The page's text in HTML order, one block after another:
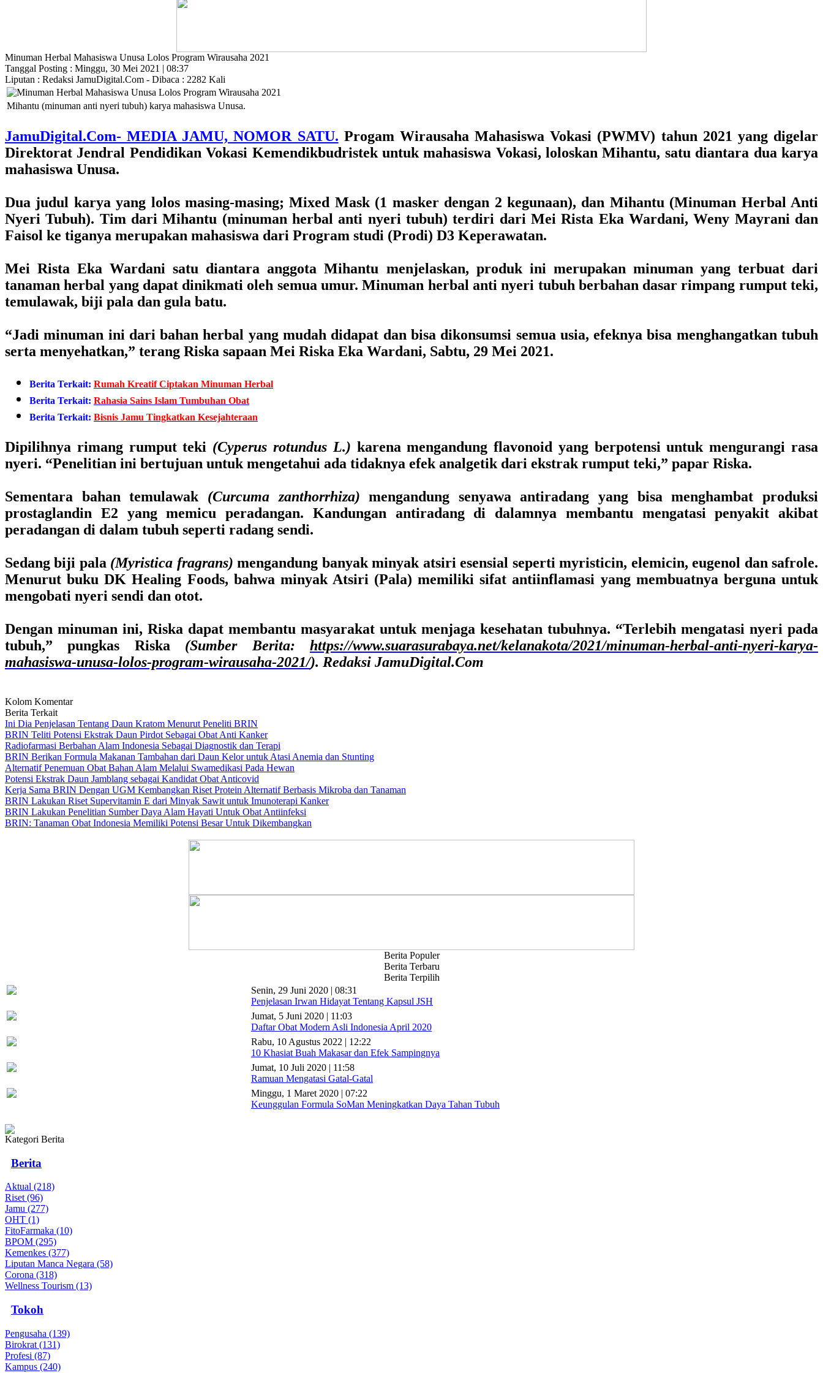
Minuman Herbal Mahasiswa Unusa Lolos Program Wirausaha 2021
Tanggal Posting : Minggu, 30 Mei 2021 | 08:37
Liputan : Redaksi JamuDigital.Com - Dibaca : 2282 Kali
Mihantu (minuman anti nyeri tubuh) karya mahasiswa Unusa.
JamuDigital.Com- MEDIA JAMU, NOMOR SATU. Progam Wirausaha Mahasiswa Vokasi (PWMV) tahun 2021 yang digelar
Direktorat Jendral Pendidikan Vokasi Kemendikbudristek untuk mahasiswa Vokasi, loloskan Mihantu, satu diantara dua karya
mahasiswa Unusa.
Dua judul karya yang lolos masing-masing; Mixed Mask (1 masker dengan 2 kegunaan), dan Mihantu (Minuman Herbal Anti
Nyeri Tubuh). Tim dari Mihantu (minuman herbal anti nyeri tubuh) terdiri dari Mei Rista Eka Wardani, Weny Mayrani dan
Faisol ke tiganya merupakan mahasiswa dari Program studi (Prodi) D3 Keperawatan.
Mei Rista Eka Wardani satu diantara anggota Mihantu menjelaskan, produk ini merupakan minuman yang terbuat dari
tanaman herbal yang dapat dinikmati oleh semua umur. Minuman herbal anti nyeri tubuh berbahan dasar rimpang rumput teki,
temulawak, biji pala dan gula batu.
“Jadi minuman ini dari bahan herbal yang mudah didapat dan bisa dikonsumsi semua usia, efeknya bisa menghangatkan tubuh
serta menyehatkan,” terang Riska sapaan Mei Riska Eka Wardani, Sabtu, 29 Mei 2021.
Berita Terkait: Rumah Kreatif Ciptakan Minuman Herbal
Berita Terkait: Rahasia Sains Islam Tumbuhan Obat
Berita Terkait: Bisnis Jamu Tingkatkan Kesejahteraan
Dipilihnya rimang rumput teki (Cyperus rotundus L.) karena mengandung flavonoid yang berpotensi untuk mengurangi rasa
nyeri. “Penelitian ini bertujuan untuk mengetahui ada tidaknya efek analgetik dari ekstrak rumput teki,” papar Riska.
Sementara bahan temulawak (Curcuma zanthorrhiza) mengandung senyawa antiradang yang bisa menghambat produksi
prostaglandin E2 yang memicu peradangan. Kandungan antiradang di dalamnya membantu mengatasi penyakit akibat
peradangan di dalam tubuh seperti radang sendi.
Sedang biji pala (Myristica fragrans) mengandung banyak minyak atsiri esensial seperti myristicin, elemicin, eugenol dan safrole.
Menurut buku DK Healing Foods, bahwa minyak Atsiri (Pala) memiliki sifat antiinflamasi yang membuatnya berguna untuk
mengobati nyeri sendi dan otot.
Dengan minuman ini, Riska dapat membantu masyarakat untuk menjaga kesehatan tubuhnya. “Terlebih mengatasi nyeri pada
tubuh,” pungkas Riska (Sumber Berita:https://www.suarasurabaya.net/kelanakota/2021/minuman-herbal-anti-nyeri-karya-
mahasiswa-unusa-lolos-program-wirausaha-2021/). Redaksi JamuDigital.Com
Kolom Komentar
Berita Terkait
Ini Dia Penjelasan Tentang Daun Kratom Menurut Peneliti BRIN
BRIN Teliti Potensi Ekstrak Daun Pirdot Sebagai Obat Anti Kanker
Radiofarmasi Berbahan Alam Indonesia Sebagai Diagnostik dan Terapi
BRIN Berikan Formula Makanan Tambahan dari Daun Kelor untuk Atasi Anemia dan Stunting
Alternatif Penemuan Obat Bahan Alam Melalui Swamedikasi Pada Hewan
Potensi Ekstrak Daun Jamblang sebagai Kandidat Obat Anticovid
Kerja Sama BRIN Dengan UGM Kembangkan Riset Protein Alternatif Berbasis Mikroba dan Tanaman
BRIN Lakukan Riset Supervitamin E dari Minyak Sawit untuk Imunoterapi Kanker
BRIN Lakukan Penelitian Sumber Daya Alam Hayati Untuk Obat Antiinfeksi
BRIN: Tanaman Obat Indonesia Memiliki Potensi Besar Untuk Dikembangkan
Berita Populer
Berita Terbaru
Berita Terpilih
Senin, 29 Juni 2020 | 08:31
Penjelasan Irwan Hidayat Tentang Kapsul JSH
Jumat, 5 Juni 2020 | 11:03
Daftar Obat Modern Asli Indonesia April 2020
Rabu, 10 Agustus 2022 | 12:22
10 Khasiat Buah Makasar dan Efek Sampingnya
Jumat, 10 Juli 2020 | 11:58
Ramuan Mengatasi Gatal-Gatal
Minggu, 1 Maret 2020 | 07:22
Keunggulan Formula SoMan Meningkatkan Daya Tahan Tubuh
Kategori Berita
Berita
Aktual (218)
Riset (96)
Jamu (277)
OHT (1)
FitoFarmaka (10)
BPOM (295)
Kemenkes (377)
Liputan Manca Negara (58)
Corona (318)
Wellness Tourism (13)
Tokoh
Pengusaha (139)
Birokrat (131)
Profesi (87)
Kampus (240)